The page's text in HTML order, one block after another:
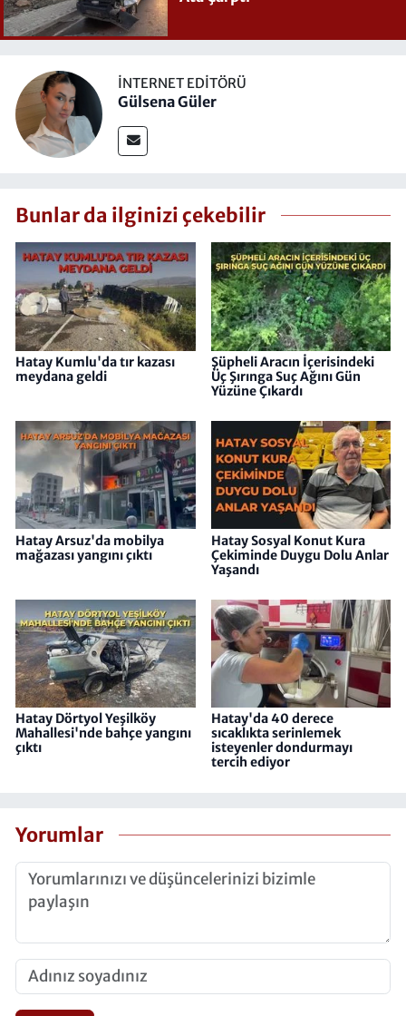
İNTERNET EDITÖRÜ
Gülsena Güler
Bunlar da ilginizi çekebilir
Hatay Kumlu'da tır kazası
meydana geldi
Şüpheli Aracın İçerisindeki
Üç Şırınga Suç Ağını Gün
Yüzüne Çıkardı
Hatay Arsuz'da mobilya
mağazası yangını çıktı
Hatay Sosyal Konut Kura
Çekiminde Duygu Dolu Anlar
Yaşandı
Hatay Dörtyol Yeşilköy
Mahallesi'nde bahçe yangını
çıktı
Hatay'da 40 derece
sıcaklıkta serinlemek
isteyenler dondurmayı
tercih ediyor
Yorumlar